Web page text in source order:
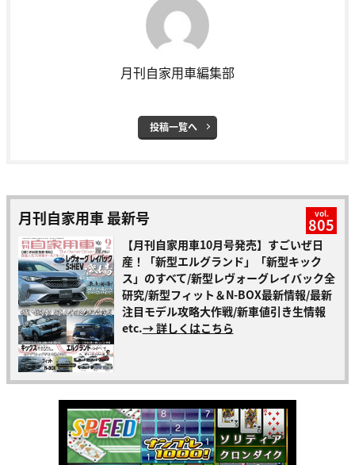
月刊自家用車編集部
投稿一覧へ
月刊自家用車 最新号 vol.
805
【月刊自家用車10月号発売】すごいぜ日
産！「新型エルグランド」「新型キック
ス」のすべて/新型レヴォーグレイバック全
研究/新型フィット＆N-BOX最新情報/最新
注目モデル攻略大作戦/新車値引き生情報
etc.→ 詳しくはこちら